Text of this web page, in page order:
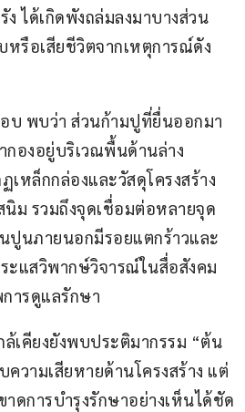
ง ได้เกิดพังถล่มลงมาบางส่วน
หรือเสียชีวิตจากเหตุการณ์ดัง
บ พบว่า ส่วนก้ามปูที่ยื่นออกมา
กองอยู่บริเวณพื้นด้านล่าง
เหล็กกล่องและวัสดุโครงสร้าง
ม รวมถึงจุดเชื่อมต่อหลายจุด
ปูนภายนอกมีรอยแตกร้าวและ
ะแสวิพากษ์วิจารณ์ในสื่อสังคม
ารดูแลรักษา
เคียงยังพบประติมากรรม “ต้น
ความเสียหายด้านโครงสร้าง แต่
ดการบำรุงรักษาอย่างเห็นได้ชัด